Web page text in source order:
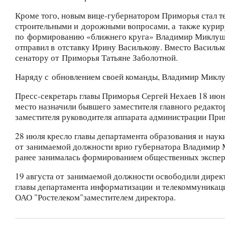
Кроме того, новым вице-губернатором Приморья стал
строительными и дорожными вопросами, а также
по формированию «ближнего круга» Владимир
отправил в отставку Ирину Василькову. Вместо
сенатору от Приморья Татьяне Заболотной.
Наряду с обновлением своей команды, Владимир
Пресс-секретарь главы Приморья Сергей Нехаев 18
место назначили бывшего заместителя главного
заместителя руководителя аппарата администрации
28 июля кресло главы департамента образования и
от занимаемой должности врио губернатора
ранее занималась формированием общественных
19 августа от занимаемой должности освободили
главы департамента информатизации и
ОАО "Ростелеком"заместителем директора.